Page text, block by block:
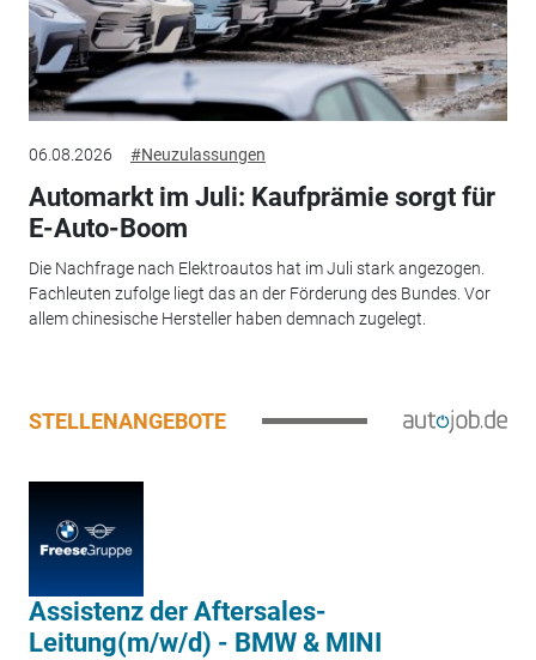
06.08.2026 #Neuzulassungen
Automarkt im Juli: Kaufprämie sorgt für
E-Auto-Boom
Die Nachfrage nach Elektroautos hat im Juli stark angezogen.
Fachleuten zufolge liegt das an der Förderung des Bundes. Vor
allem chinesische Hersteller haben demnach zugelegt.
STELLENANGEBOTE
Assistenz der Aftersales-
Leitung(m/w/d) - BMW & MINI